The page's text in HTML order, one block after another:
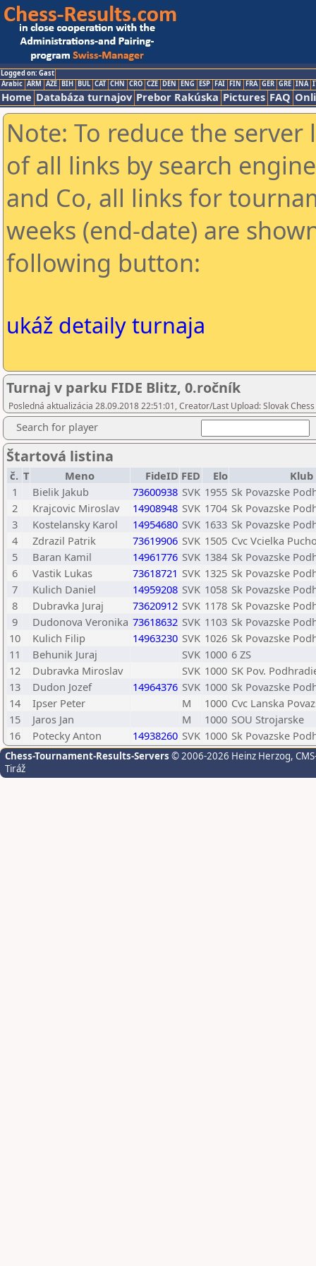
Logged on: Gast
Arabic ARM AZE BIH BUL CAT CHN CRO CZE DEN ENG ESP FAI FIN FRA GER GRE INA
Home Databáza turnajov Prebor Rakúska Pictures FAQ
Note: To reduce the
of all links by search
and Co, all links for
weeks (end-date) are
following button:
ukáž detaily turnaja
Turnaj v parku FIDE Blitz, 0.ročník
Posledná aktualizácia 28.09.2018 22:51:01, Creator/Last Upload: Slovak
Search for player
Štartová listina
č. T Meno FideID FED Elo
Klub
1
Bielik Jakub 73600938 SVK 1955 Sk Povazske
2
Krajcovic Miroslav 14908948 SVK 1704 Sk Povazske
3
Kostelansky Karol 14954680 SVK 1633 Sk Povazske
4
Zdrazil Patrik 73619906 SVK 1505 Cvc Vcielka
5
Baran Kamil 14961776 SVK 1384 Sk Povazske
6
Vastik Lukas 73618721 SVK 1325 Sk Povazske
7
Kulich Daniel 14959208 SVK 1058 Sk Povazske
8
Dubravka Juraj 73620912 SVK 1178 Sk Povazske
9
Dudonova Veronika 73618632 SVK 1103 Sk Povazske
10
Kulich Filip 14963230 SVK 1026 Sk Povazske
11
Behunik Juraj SVK 1000 6 ZS
12
Dubravka Miroslav SVK 1000 SK Pov.
13
Dudon Jozef 14964376 SVK 1000 Sk Povazske
14
Ipser Peter M 1000 Cvc Lanska
15
Jaros Jan M 1000 SOU Strojarske
16
Potecky Anton 14938260 SVK 1000 Sk Povazske
Chess-Tournament-Results-Servers © 2006-2026 Heinz Herzog,
Tiráž